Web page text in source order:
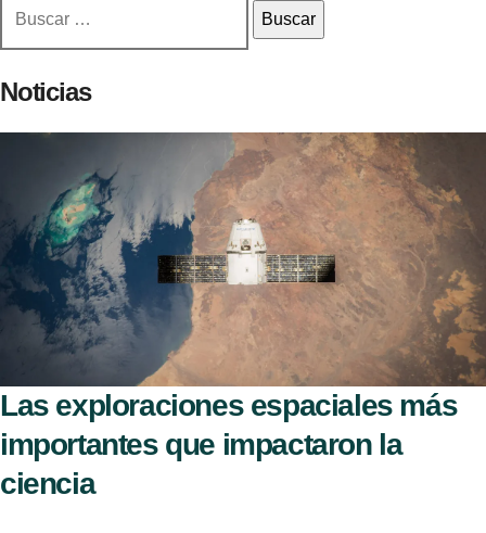
Noticias
Las exploraciones espaciales más
importantes que impactaron la
ciencia